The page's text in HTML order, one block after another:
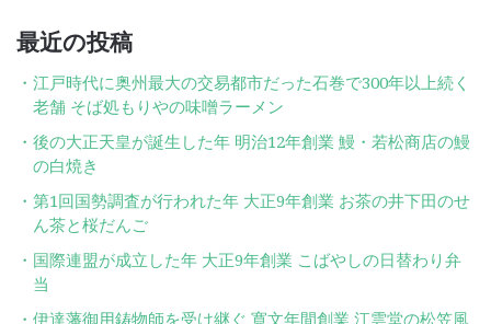
最近の投稿
江戸時代に奥州最大の交易都市だった石巻で300年以上続く
老舗 そば処もりやの味噌ラーメン
後の大正天皇が誕生した年 明治12年創業 鰻・若松商店の鰻
の白焼き
第1回国勢調査が行われた年 大正9年創業 お茶の井下田のせ
ん茶と桜だんご
国際連盟が成立した年 大正9年創業 こばやしの日替わり弁
当
伊達藩御用鋳物師を受け継ぐ 寛文年間創業 江雲堂の松笠風